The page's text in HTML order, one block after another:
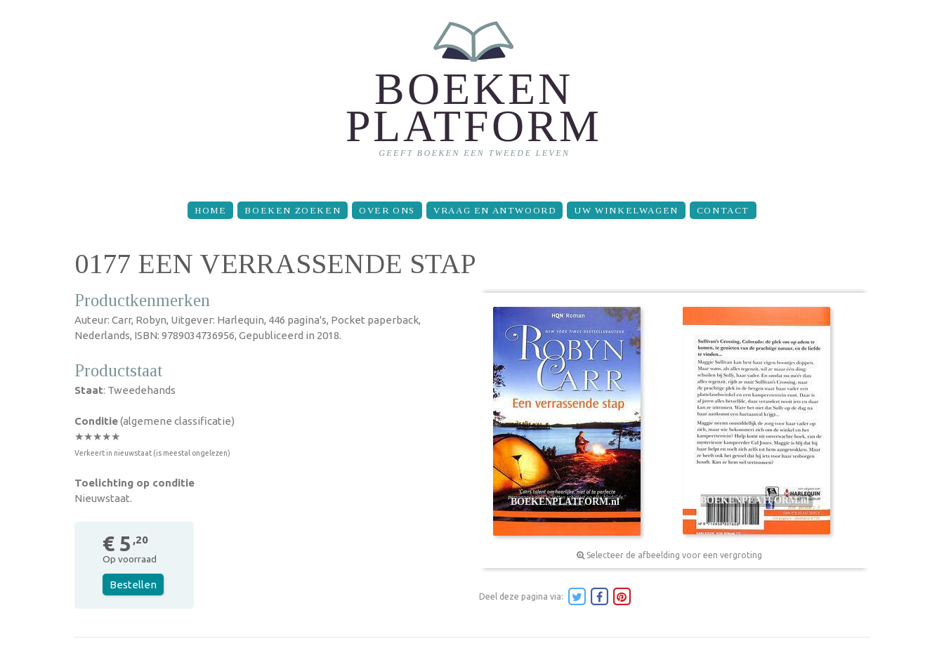
HOME BOEKEN ZOEKEN OVER ONS VRAAG EN ANTWOORD UW WINKELWAGEN CONTACT
0177 EEN VERRASSENDE STAP
Productkenmerken
Auteur: Carr, Robyn, Uitgever: Harlequin, 446 pagina's, Pocket paperback,
Nederlands, ISBN: 9789034736956, Gepubliceerd in 2018.
Productstaat
Staat: Tweedehands
Conditie(algemene classificatie)
★★★★★
Verkeert in nieuwstaat (is meestal ongelezen)
Toelichting op conditie
Nieuwstaat.
€ 5 ,20
Op voorraad
Bestellen
Selecteer de afbeelding voor een vergroting
Deel deze pagina via: